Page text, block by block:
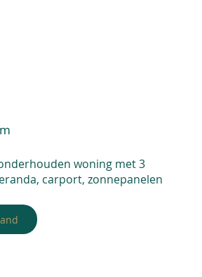
woning met 3
carport, zonnepanelen